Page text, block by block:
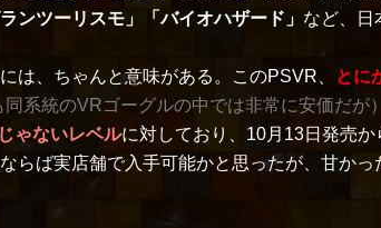
ンツーリスモ」「バイオハザード」 など、日
、ちゃんと意味がある。このPSVR、
とに
同系統のVRゴーグルの中では非常に安価だが）
ゃないレベルに対しており、10月13日発売
らば実店舗で入手可能かと思ったが、甘かっ